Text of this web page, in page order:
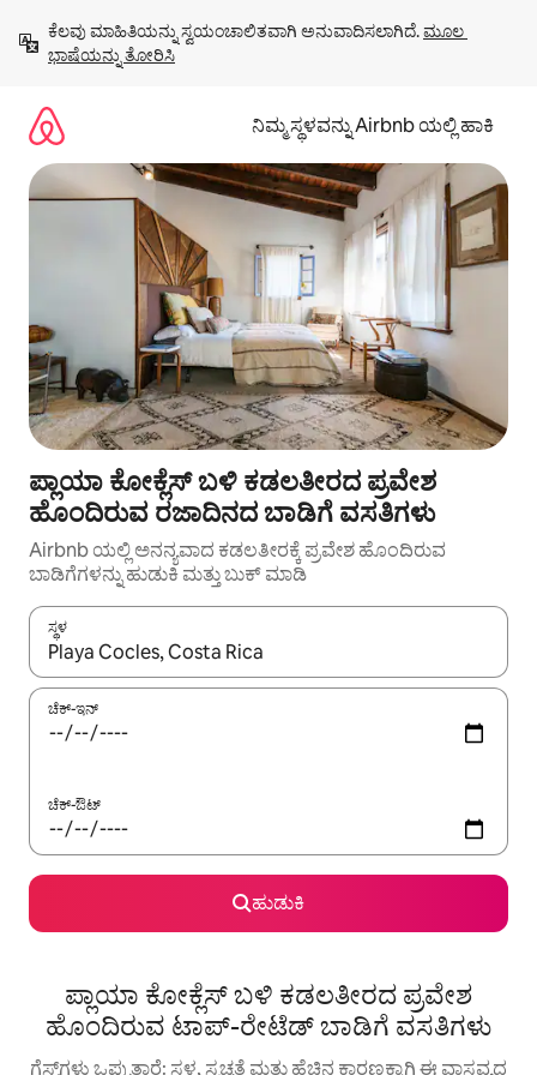
ಹೋಗಿ
ಕೆಲವು ಮಾಹಿತಿಯನ್ನು ಸ್ವಯಂಚಾಲಿತವಾಗಿ ಅನುವಾದಿಸಲಾಗಿದೆ. ಮೂಲ
ಭಾಷೆಯನ್ನು ತೋರಿಸಿ
ನಿಮ್ಮ ಸ್ಥಳವನ್ನು Airbnb ಯಲ್ಲಿ ಹಾಕಿ
ಪ್ಲಾಯಾ ಕೋಕ್ಲೆಸ್ ಬಳಿ ಕಡಲತೀರದ ಪ್ರವೇಶ
ಹೊಂದಿರುವ ರಜಾದಿನದ ಬಾಡಿಗೆ ವಸತಿಗಳು
Airbnb ಯಲ್ಲಿ ಅನನ್ಯವಾದ ಕಡಲತೀರಕ್ಕೆ ಪ್ರವೇಶ ಹೊಂದಿರುವ
ಬಾಡಿಗೆಗಳನ್ನು ಹುಡುಕಿ ಮತ್ತು ಬುಕ್ ಮಾಡಿ
ಸ್ಥಳ
ಫಲಿತಾಂಶಗಳು ಲಭ್ಯವಿರುವಾಗ, ಅಪ್ ಮತ್ತು ಡೌನ್ ಬಾಣದ ಕೀಲಿಗಳೊಂದಿಗೆ
ಚೆಕ್-ಇನ್
ಚೆಕ್-ಔಟ್
ಹುಡುಕಿ
ಪ್ಲಾಯಾ ಕೋಕ್ಲೆಸ್ ಬಳಿ ಕಡಲತೀರದ ಪ್ರವೇಶ
ಹೊಂದಿರುವ ಟಾಪ್-ರೇಟೆಡ್ ಬಾಡಿಗೆ ವಸತಿಗಳು
ಗೆಸ್ಟ್‌ಗಳು ಒಪ್ಪುತ್ತಾರೆ: ಸ್ಥಳ, ಸ್ವಚ್ಛತೆ ಮತ್ತು ಹೆಚ್ಚಿನ ಕಾರಣಕ್ಕಾಗಿ ಈ ವಾಸ್ತವ್ಯದ